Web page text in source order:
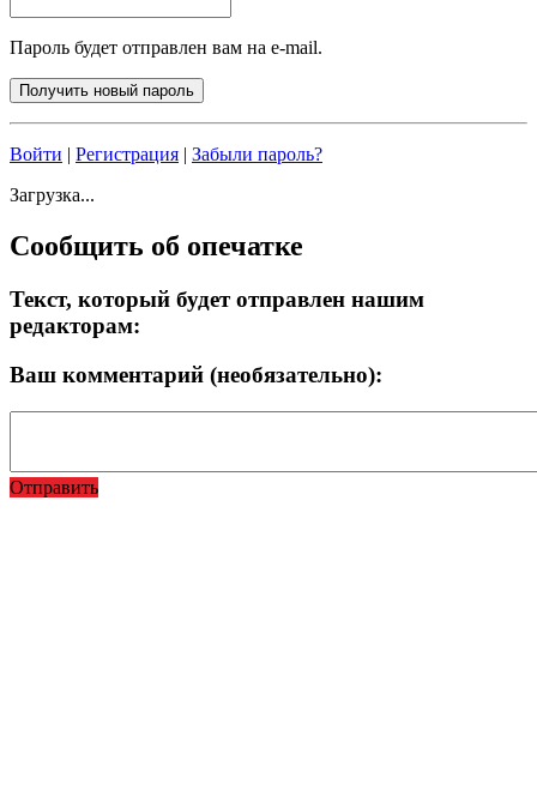
Пароль будет отправлен вам на e-mail.
Войти | Регистрация | Забыли пароль?
Загрузка...
Сообщить об опечатке
Текст, который будет отправлен нашим
редакторам:
Ваш комментарий (необязательно):
Отправить